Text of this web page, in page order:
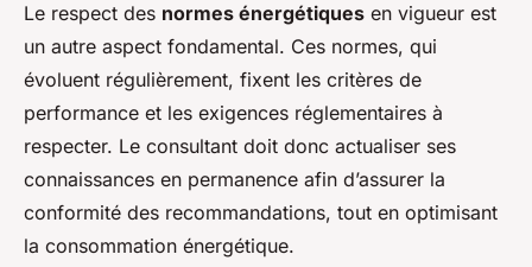
Le respect des normes énergétiques en vigueur est
un autre aspect fondamental. Ces normes, qui
évoluent régulièrement, fixent les critères de
performance et les exigences réglementaires à
respecter. Le consultant doit donc actualiser ses
connaissances en permanence afin d’assurer la
conformité des recommandations, tout en optimisant
la consommation énergétique.